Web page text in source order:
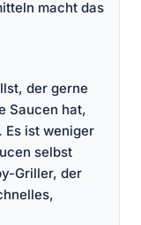
macht das
der gerne
Saucen hat,
Es ist weniger
selbst
Griller, der